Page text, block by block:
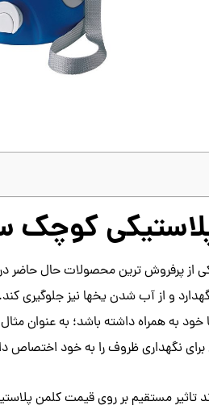
کوچک
پرفروش ترین محصولات حال حاضر
و از آب شدن یخها نیز جلوگیری
خود به همراه داشته باشد؛ به عنوان
نگهداری ظروف را به خود اختصاص
تاثیر مستقیم بر روی قیمت کلمن